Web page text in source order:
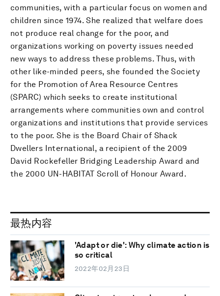
communities, with a particular focus on women and
children since 1974. She realized that welfare does
not produce real change for the poor, and
organizations working on poverty issues needed
new ways to address these problems. Thus, with
other like-minded peers, she founded the Society
for the Promotion of Area Resource Centres
(SPARC) which seeks to create institutional
arrangements where communities own and control
organizations and institutions that provide services
to the poor. She is the Board Chair of Shack
Dwellers International, a recipient of the 2009
David Rockefeller Bridging Leadership Award and
the 2000 UN-HABITAT Scroll of Honour Award.
最热内容
'Adapt or die': Why climate action is
so critical
2022年02月23日